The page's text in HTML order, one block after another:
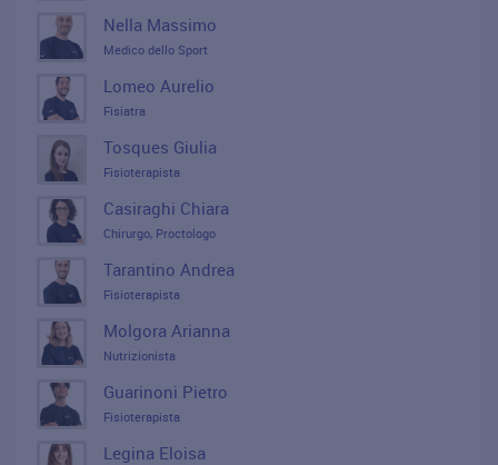
Nella Massimo
Medico dello Sport
Lomeo Aurelio
Fisiatra
Tosques Giulia
Fisioterapista
Casiraghi Chiara
Chirurgo, Proctologo
Tarantino Andrea
Fisioterapista
Molgora Arianna
Nutrizionista
Guarinoni Pietro
Fisioterapista
Legina Eloisa